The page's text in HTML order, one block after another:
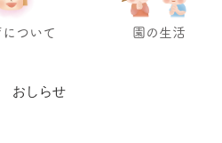
ついて 園の生活
おしらせ